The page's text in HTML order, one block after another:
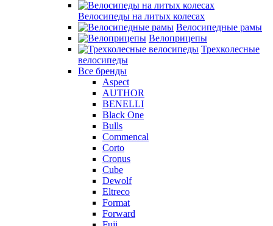
Велосипеды на литых колесах
Велосипедные рамы
Велоприцепы
Трехколесные
велосипеды
Все бренды
Aspect
AUTHOR
BENELLI
Black One
Bulls
Commencal
Corto
Cronus
Cube
Dewolf
Eltreco
Format
Forward